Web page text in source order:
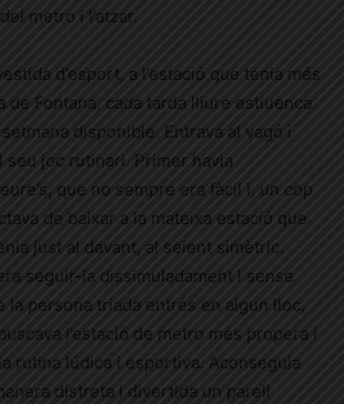
metro i l’atzar.
d’esport, a l’estació que tenia més
de Fontana, cada tarda lliure estiuenca
disponible. Entrava al vagó i
seu joc rutinari. Primer havia
que no sempre era fàcil i, un cop
de baixar a la mateixa estació que
just al davant, al seient simètric.
seguir-la dissimuladament i sense
la persona triada entrés en algun lloc,
l’estació de metro més propera i
rutina lúdica i esportiva. Aconseguia
distreta i divertida un parell